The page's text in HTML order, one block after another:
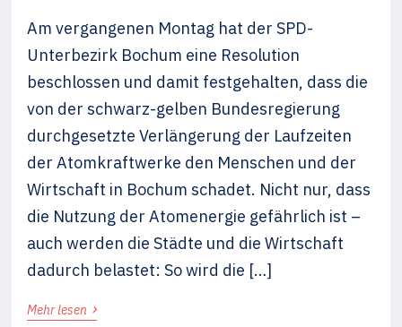
Am vergangenen Montag hat der SPD-
Unterbezirk Bochum eine Resolution
beschlossen und damit festgehalten, dass die
von der schwarz-gelben Bundesregierung
durchgesetzte Verlängerung der Laufzeiten
der Atomkraftwerke den Menschen und der
Wirtschaft in Bochum schadet. Nicht nur, dass
die Nutzung der Atomenergie gefährlich ist –
auch werden die Städte und die Wirtschaft
dadurch belastet: So wird die […]
Mehr lesen ›